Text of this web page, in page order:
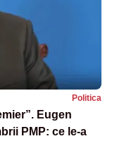
Politica
Eugen
PMP: ce le-a